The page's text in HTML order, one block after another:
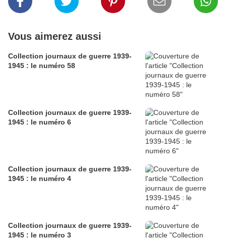
Vous aimerez aussi
Collection journaux de guerre 1939-
1945 : le numéro 58
Collection journaux de guerre 1939-
1945 : le numéro 6
Collection journaux de guerre 1939-
1945 : le numéro 4
Collection journaux de guerre 1939-
1945 : le numéro 3